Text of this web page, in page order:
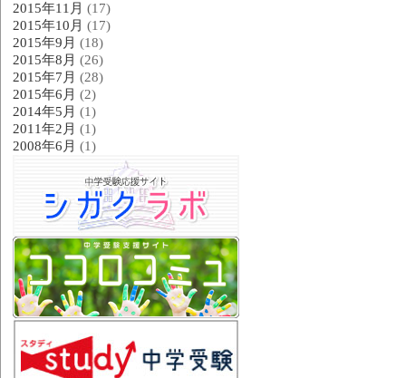
2015年11月 (17)
2015年10月 (17)
2015年9月 (18)
2015年8月 (26)
2015年7月 (28)
2015年6月 (2)
2014年5月 (1)
2011年2月 (1)
2008年6月 (1)